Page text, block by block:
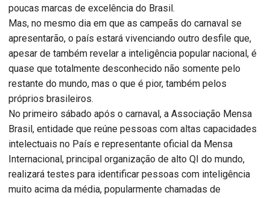
poucas marcas de excelência do Brasil.
Mas, no mesmo dia em que as campeãs do carnaval se
apresentarão, o país estará vivenciando outro desfile que,
apesar de também revelar a inteligência popular nacional, é
quase que totalmente desconhecido não somente pelo
restante do mundo, mas o que é pior, também pelos
próprios brasileiros.
No primeiro sábado após o carnaval, a Associação Mensa
Brasil, entidade que reúne pessoas com altas capacidades
intelectuais no País e representante oficial da Mensa
Internacional, principal organização de alto QI do mundo,
realizará testes para identificar pessoas com inteligência
muito acima da média, popularmente chamadas de